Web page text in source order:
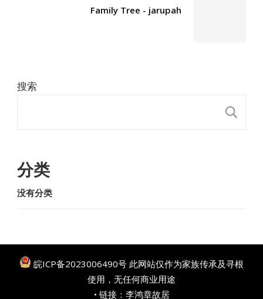
Family Tree - jarupah
搜索
分类
没有分类
皖ICP备2023006490号 此网站仅作为家族传承及寻根
使用，无任何商业用途
• 链接： 李鸿章故居